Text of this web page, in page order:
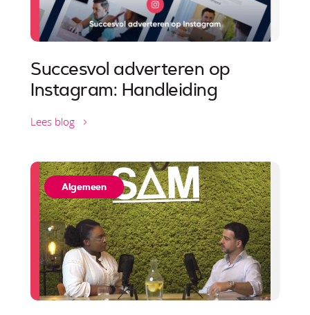
Succesvol adverteren op
Instagram: Handleiding
Lees blog
Algemeen